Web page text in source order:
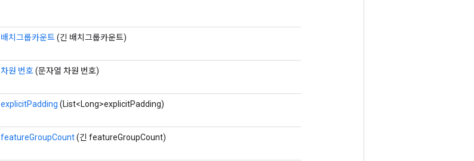
배치그룹카운트(긴 배치그룹카운트)
차원 번호(문자열 차원 번호)
explicitPadding (List<Long>explicitPadding)
featureGroupCount(긴 featureGroupCount)